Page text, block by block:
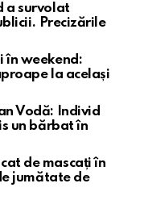
a survolat
Precizările
în weekend:
la același
Vodă: Individ
un bărbat în
de mascați în
jumătate de